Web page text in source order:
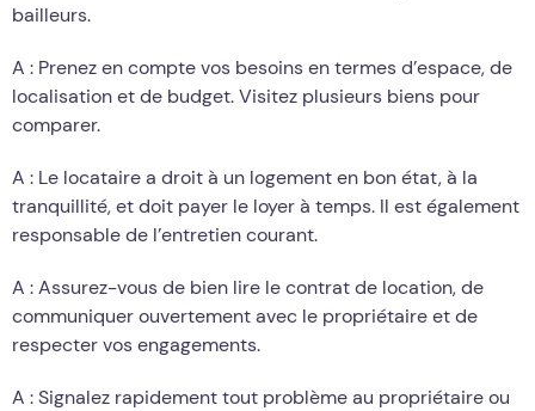
bailleurs.
A : Prenez en compte vos besoins en termes d’espace, de
localisation et de budget. Visitez plusieurs biens pour
comparer.
A : Le locataire a droit à un logement en bon état, à la
tranquillité, et doit payer le loyer à temps. Il est également
responsable de l’entretien courant.
A : Assurez-vous de bien lire le contrat de location, de
communiquer ouvertement avec le propriétaire et de
respecter vos engagements.
A : Signalez rapidement tout problème au propriétaire ou